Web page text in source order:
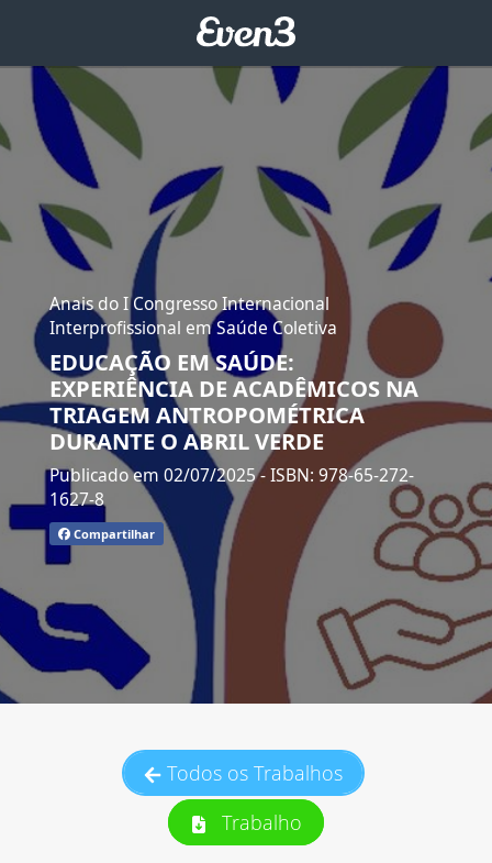
Anais do I Congresso Internacional
Interprofissional em Saúde Coletiva
EDUCAÇÃO EM SAÚDE:
EXPERIÊNCIA DE ACADÊMICOS NA
TRIAGEM ANTROPOMÉTRICA
DURANTE O ABRIL VERDE
Publicado em 02/07/2025- ISBN: 978-65-272-
1627-8
Compartilhar
Todos os Trabalhos
Trabalho